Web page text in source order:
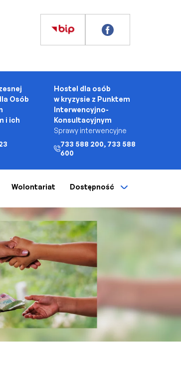
Osób
i ich
Hostel dla osób
w kryzysie z Punktem
Interwencyjno-
Konsultacyjnym
Sprawy interwencyjne
733 588 200, 733 588
600
Wolontariat Dostępność